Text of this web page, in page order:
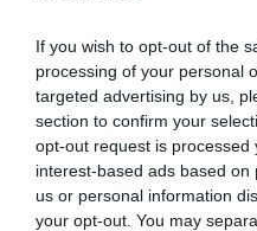
If you wish to opt-out of the
processing of your personal
targeted advertising by us,
section to confirm your
opt-out request is processed
interest-based ads based
us or personal information
your opt-out. You may
Roger Requena
Supera paga la factura
hasta 9,6 millones en
más
Publicidad